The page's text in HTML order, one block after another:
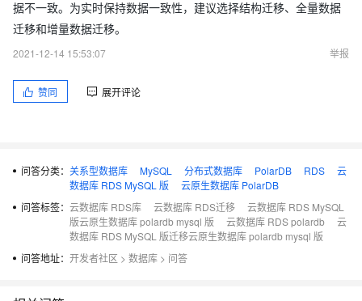
据不一致。为实时保持数据一致性，建议选择结构迁移、全量数据
迁移和增量数据迁移。
2021-12-14 15:53:07
举报
赞同 展开评论
问答分类： 关系型数据库 MySQL 分布式数据库 PolarDB RDS
云
数据库 RDS MySQL 版
云原生数据库 PolarDB
问答标签： 云数据库 RDS库 云数据库 RDS迁移
云数据库 RDS MySQL
版云原生数据库 polardb mysql 版
云数据库 RDS polardb
云
数据库 RDS MySQL 版迁移云原生数据库 polardb mysql 版
问答地址： 开发者社区 > 数据库 > 问答